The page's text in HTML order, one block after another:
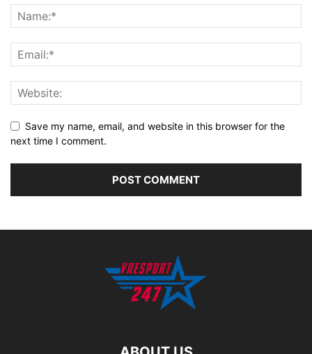
Save my name, email, and website in this browser for the
next time I comment.